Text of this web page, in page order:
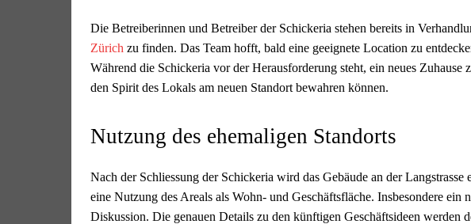
Die Betreiberinnen und Betreiber der Schickeria stehen bereits in
Zürich zu finden. Das Team hofft, bald eine geeignete Location zu
Während die Schickeria vor der Herausforderung steht, ein neues Zuhause
den Spirit des Lokals am neuen Standort bewahren können.
Nutzung des ehemaligen Standorts
Nach der Schliessung der Schickeria wird das Gebäude an der
eine Nutzung des Areals als Wohn- und Geschäftsfläche. Insbesondere ein
Diskussion. Die genauen Details zu den künftigen Geschäftsideen werden